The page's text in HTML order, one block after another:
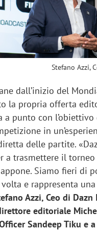
Stefano Azzi,
dall’inizio del
la propria offerta
a punto con l’obiettivo
in
delle partite.
a trasmettere il
Siamo fieri di
e rappresenta
Azzi, Ceo di Dazn
editoriale
Sandeep Tiku e a